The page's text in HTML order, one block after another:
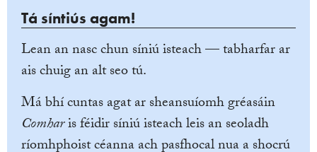
Tá síntiús agam!
Lean an nasc chun síniú isteach — tabharfar ar
ais chuig an alt seo tú.
Má bhí cuntas agat ar sheansuíomh gréasáin
Comharis féidir síniú isteach leis an seoladh
ríomhphoist céanna ach pasfhocal nua a shocrú